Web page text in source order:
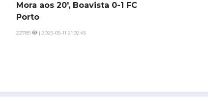
Mora aos 20', Boavista 0-1 FC
Porto
22785 | 2025-05-11 21:02:45